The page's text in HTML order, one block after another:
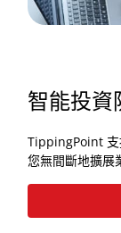
智能投資
TippingPoint 支
您無間斷地擴展